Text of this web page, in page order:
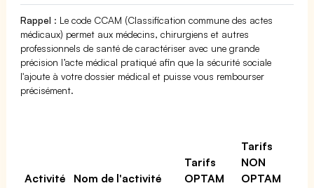
Rappel : Le code CCAM (Classification commune des actes
médicaux) permet aux médecins, chirurgiens et autres
professionnels de santé de caractériser avec une grande
précision l’acte médical pratiqué afin que la sécurité sociale
l'ajoute à votre dossier médical et puisse vous rembourser
précisément.
Activité Nom de l'activité
Tarifs
OPTAM
Tarifs
NON
OPTAM